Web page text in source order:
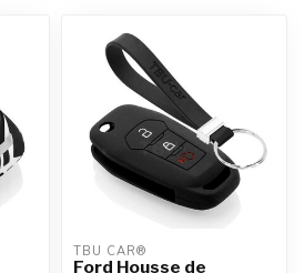
TBU CAR®
Ford Housse de